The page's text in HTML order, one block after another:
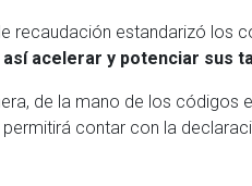
recaudación estandarizó los
así acelerar y potenciar sus
de la mano de los códigos
permitirá contar con la